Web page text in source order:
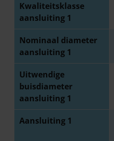
Kwaliteitsklasse
aansluiting 1
Nominaal diameter
aansluiting 1
Uitwendige
buisdiameter
aansluiting 1
Aansluiting 1